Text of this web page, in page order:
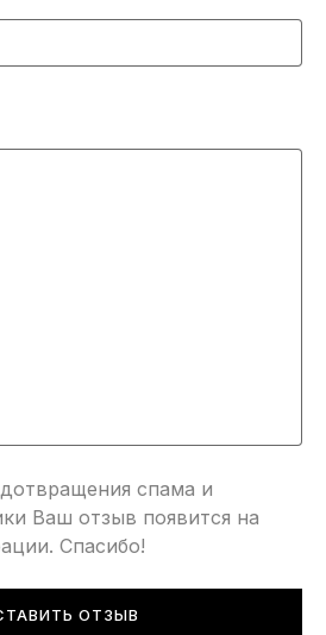
спама и
Ваш отзыв появится на
Спасибо!
ОТЗЫВ